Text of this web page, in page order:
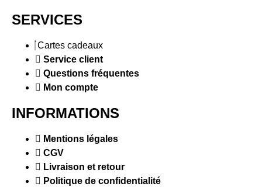
SERVICES
Cartes cadeaux
Service client
Questions fréquentes
Mon compte
INFORMATIONS
Mentions légales
CGV
Livraison et retour
Politique de confidentialité